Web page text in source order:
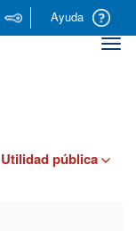
Ayuda
Utilidad pública